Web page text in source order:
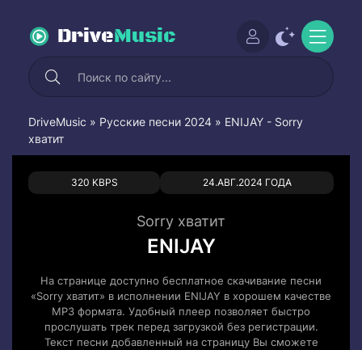
DriveMusic
DriveMusic » Русские песни 2024 » ENIJAY - Sorry
хватит
320 KBPS 24.АВГ.2024 ГОДА
0 0
Sorry хватит
ENIJAY
На странице доступно бесплатное скачивание песни
«Sorry хватит» в исполнении ENIJAY в хорошем качестве
MP3 формата. Удобный плеер позволяет быстро
прослушать трек перед загрузкой без регистрации.
Текст песни добавленный на страницу Вы сможете